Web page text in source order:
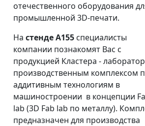
отечественного оборудования
промышленной 3D-печати.
На стенде А155 специалисты
компании познакомят Вас с
продукцией Кластера -
производственным комплексом
аддитивным технологиям в
машиностроении в концепции
lab (3D Fab lab по металлу).
предназначен для производства